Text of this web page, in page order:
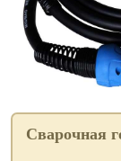
Сварочная